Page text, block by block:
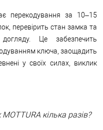
перекодування за 10–15
перевірить стан замка та
Це забезпечить
ключа, заощадить
у своїх силах, виклик
кілька разів?